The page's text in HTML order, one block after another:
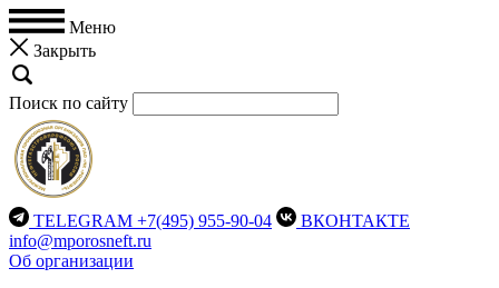
Меню
Закрыть
Поиск по сайту
TELEGRAM +7(495) 955-90-04
ВКОНТАКТЕ
info@mporosneft.ru
Об организации